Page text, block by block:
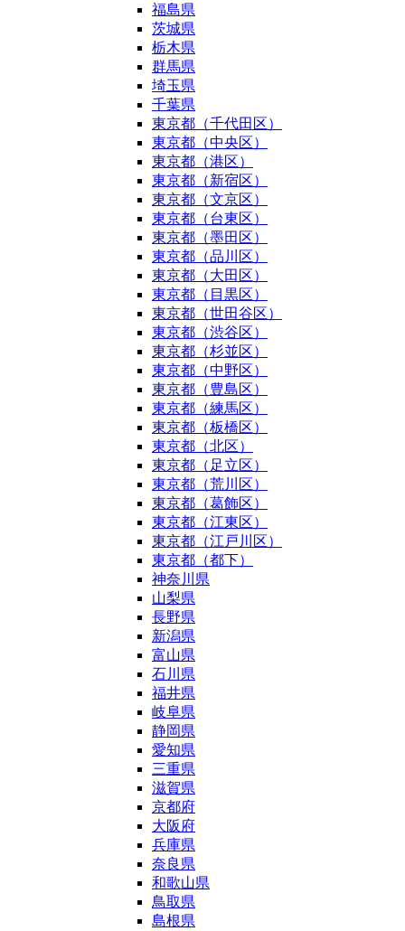
福島県
茨城県
栃木県
群馬県
埼玉県
千葉県
東京都（千代田区）
東京都（中央区）
東京都（港区）
東京都（新宿区）
東京都（文京区）
東京都（台東区）
東京都（墨田区）
東京都（品川区）
東京都（大田区）
東京都（目黒区）
東京都（世田谷区）
東京都（渋谷区）
東京都（杉並区）
東京都（中野区）
東京都（豊島区）
東京都（練馬区）
東京都（板橋区）
東京都（北区）
東京都（足立区）
東京都（荒川区）
東京都（葛飾区）
東京都（江東区）
東京都（江戸川区）
東京都（都下）
神奈川県
山梨県
長野県
新潟県
富山県
石川県
福井県
岐阜県
静岡県
愛知県
三重県
滋賀県
京都府
大阪府
兵庫県
奈良県
和歌山県
鳥取県
島根県